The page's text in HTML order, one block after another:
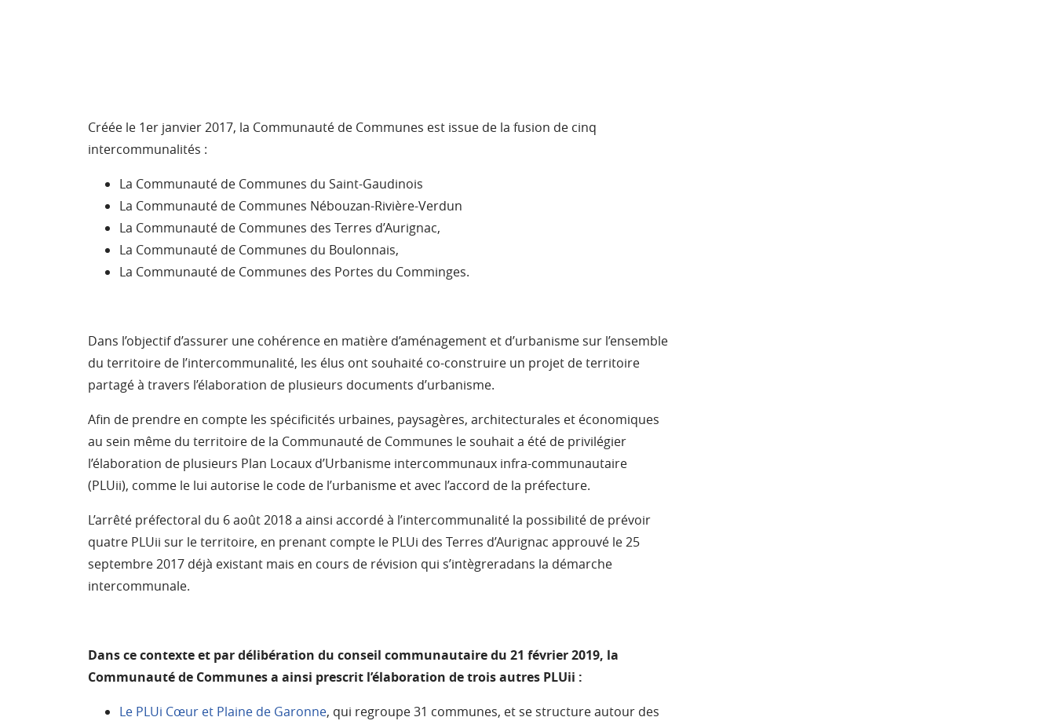
Créée le 1er janvier 2017, la Communauté de Communes est issue de la fusion de cinq
intercommunalités :
La Communauté de Communes du Saint-Gaudinois
La Communauté de Communes Nébouzan-Rivière-Verdun
La Communauté de Communes des Terres d’Aurignac,
La Communauté de Communes du Boulonnais,
La Communauté de Communes des Portes du Comminges.
Dans l’objectif d’assurer une cohérence en matière d’aménagement et d’urbanisme sur l’ensemble
du territoire de l’intercommunalité, les élus ont souhaité co-construire un projet de territoire
partagé à travers l’élaboration de plusieurs documents d’urbanisme.
Afin de prendre en compte les spécificités urbaines, paysagères, architecturales et économiques
au sein même du territoire de la Communauté de Communes le souhait a été de privilégier
l’élaboration de plusieurs Plan Locaux d’Urbanisme intercommunaux infra-communautaire
(PLUii), comme le lui autorise le code de l’urbanisme et avec l’accord de la préfecture.
L’arrêté préfectoral du 6 août 2018 a ainsi accordé à l’intercommunalité la possibilité de prévoir
quatre PLUii sur le territoire, en prenant compte le PLUi des Terres d’Aurignac approuvé le 25
septembre 2017 déjà existant mais en cours de révision qui s’intègreradans la démarche
intercommunale.
Dans ce contexte et par délibération du conseil communautaire du 21 février 2019, la
Communauté de Communes a ainsi prescrit l’élaboration de trois autres PLUii :
Le PLUi Cœur et Plaine de Garonne, qui regroupe 31 communes, et se structure autour des